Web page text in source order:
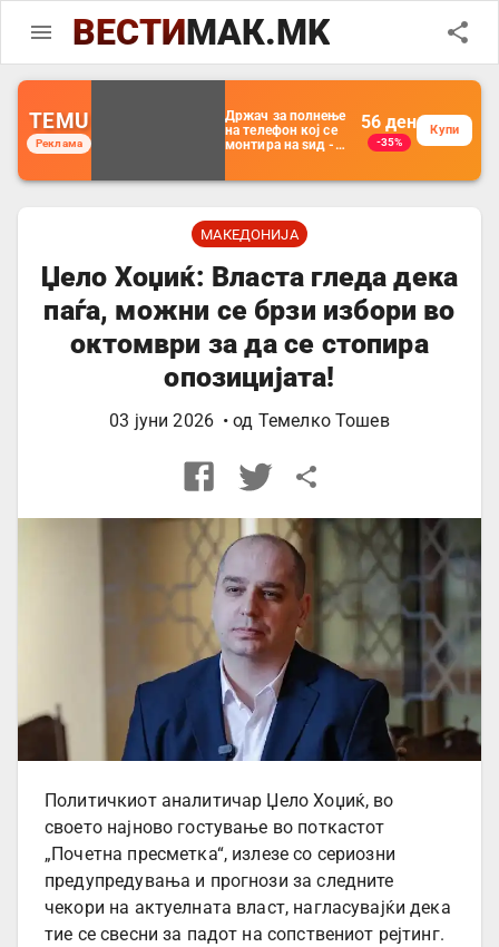
ВЕСТИМАК.MK
TEMU
Реклама
Држач за полнење
на телефон кој се
монтира на ѕид -
организатор за
далечински
управувач
56 ден
-35%
Купи
МАКЕДОНИЈА
Џело Хоџиќ: Власта гледа дека
паѓа, можни се брзи избори во
октомври за да се стопира
опозицијата!
03 јуни 2026 • од Темелко Тошев
Политичкиот аналитичар Џело Хоџиќ, во
своето најново гостување во поткастот
„Почетна пресметка“, излезе со сериозни
предупредувања и прогнози за следните
чекори на актуелната власт, нагласувајќи дека
тие се свесни за падот на сопствениот рејтинг.